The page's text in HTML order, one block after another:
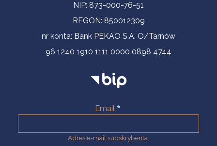
NIP: 873-000-76-51
REGON: 850012309
nr konta: Bank PEKAO S.A. O/Tarnów
96 1240 1910 1111 0000 0898 4744
Email
Adres e-mail subskrybenta.